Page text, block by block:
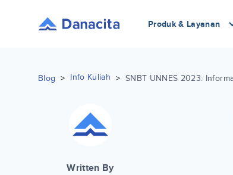
Produk & Layanan
Blog > Info Kuliah >
Written By